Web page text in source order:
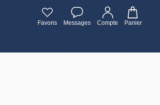
Favoris Messages Compte Panier